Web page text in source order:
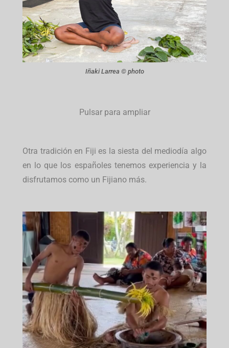
Iñaki Larrea © photo
Pulsar para ampliar
Otra tradición en Fiji es la siesta del mediodía algo
en lo que los españoles tenemos experiencia y la
disfrutamos como un Fijiano más.